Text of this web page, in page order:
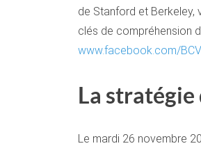
de Stanford et Berkeley,
clés de compréhension
www.facebook.com/
La stratégie
Le mardi 26 novembre